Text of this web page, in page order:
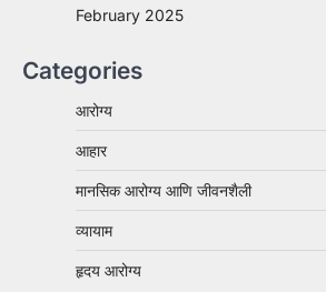
February 2025
Categories
आरोग्य
आहार
मानसिक आरोग्य आणि जीवनशैली
व्यायाम
हृदय आरोग्य